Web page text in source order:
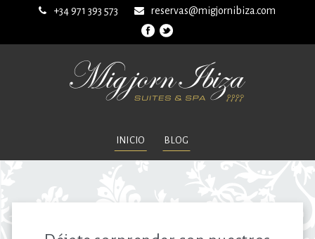
+34 971 393 573 reservas@migjornibiza.com
INICIO BLOG